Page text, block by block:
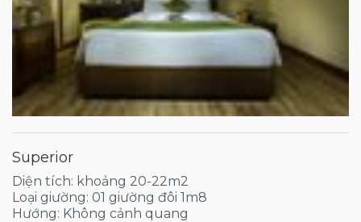
Superior
Diện tích: khoảng 20-22m2
Loại giường: 01 giường đôi 1m8
Hướng: Không cảnh quang